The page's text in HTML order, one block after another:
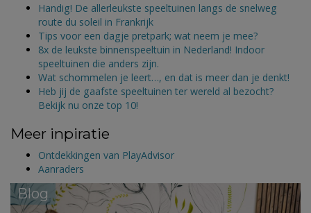
Handig! De allerleukste speeltuinen langs de snelweg
route du soleil in Frankrijk
Tips voor een dagje pretpark; wat neem je mee?
8x de leukste binnenspeeltuin in Nederland! Indoor
speeltuinen die anders zijn.
Wat schommelen je leert…, en dat is meer dan je denkt!
Heb jij de gaafste speeltuinen ter wereld al bezocht?
Bekijk nu onze top 10!
Meer inpiratie
Ontdekkingen van PlayAdvisor
Aanraders
Blog